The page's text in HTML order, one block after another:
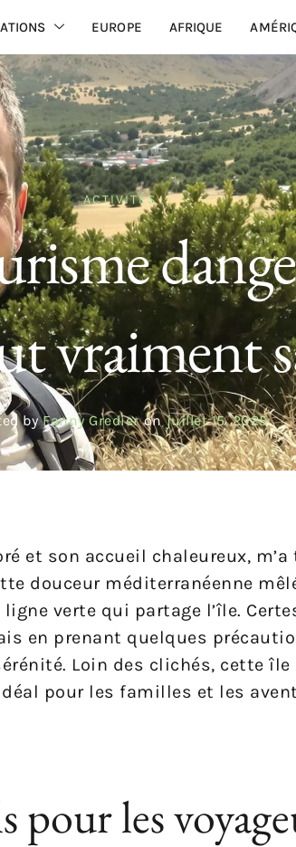
EUROPE AFRIQUE
ACTIVITÉS
vraiment
by Fanny Gredier on juillet 15, 2025
et son accueil chaleureux,
douceur méditerranéenne
verte qui partage l’île.
en prenant quelques
Loin des clichés, cette
pour les familles et les
pour les